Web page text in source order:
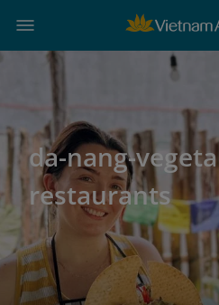
da-nang-
restaurants